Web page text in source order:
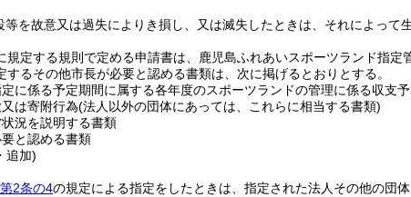
等を故意又は過失によりき損し、又は滅失したときは、それによって
規定する規則で定める申請書は、鹿児島ふれあいスポーツランド指定
するその他市長が必要と認める書類は、次に掲げるとおりとする。
に係る予定期間に属する各年度のスポーツランドの管理に係る収支
は寄附行為(法人以外の団体にあっては、これらに相当する書類)
況を説明する書類
と認める書類
追加)
2条の4の規定による指定をしたときは、指定された法人その他の団